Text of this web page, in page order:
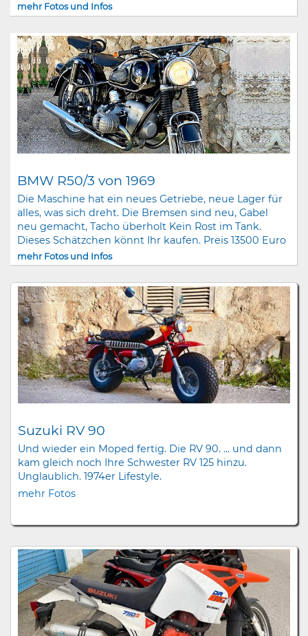
mehr Fotos und Infos
BMW R50/3 von 1969
Die Maschine hat ein neues Getriebe, neue Lager für
alles, was sich dreht. Die Bremsen sind neu, Gabel
neu gemacht, Tacho überholt Kein Rost im Tank.
Dieses Schätzchen könnt Ihr kaufen. Preis 13500 Euro
mehr Fotos und Infos
Suzuki RV 90
Und wieder ein Moped fertig. Die RV 90. ... und dann
kam gleich noch Ihre Schwester RV 125 hinzu.
Unglaublich. 1974er Lifestyle.
mehr Fotos